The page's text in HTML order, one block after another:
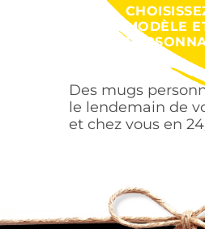
MODÈLE
Des mugs
le lendemain de
et chez vous en